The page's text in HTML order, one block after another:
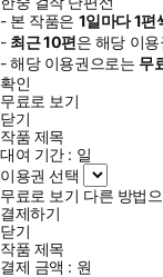
- 본 작품은 1일마다1편
- 최근10편은 해당 이
- 해당 이용권으로는 무
확인
무료로 보기
닫기
작품 제목
대여 기간 : 일
이용권 선택
무료로 보기 다른 방법
결제하기
닫기
작품 제목
결제 금액 : 원